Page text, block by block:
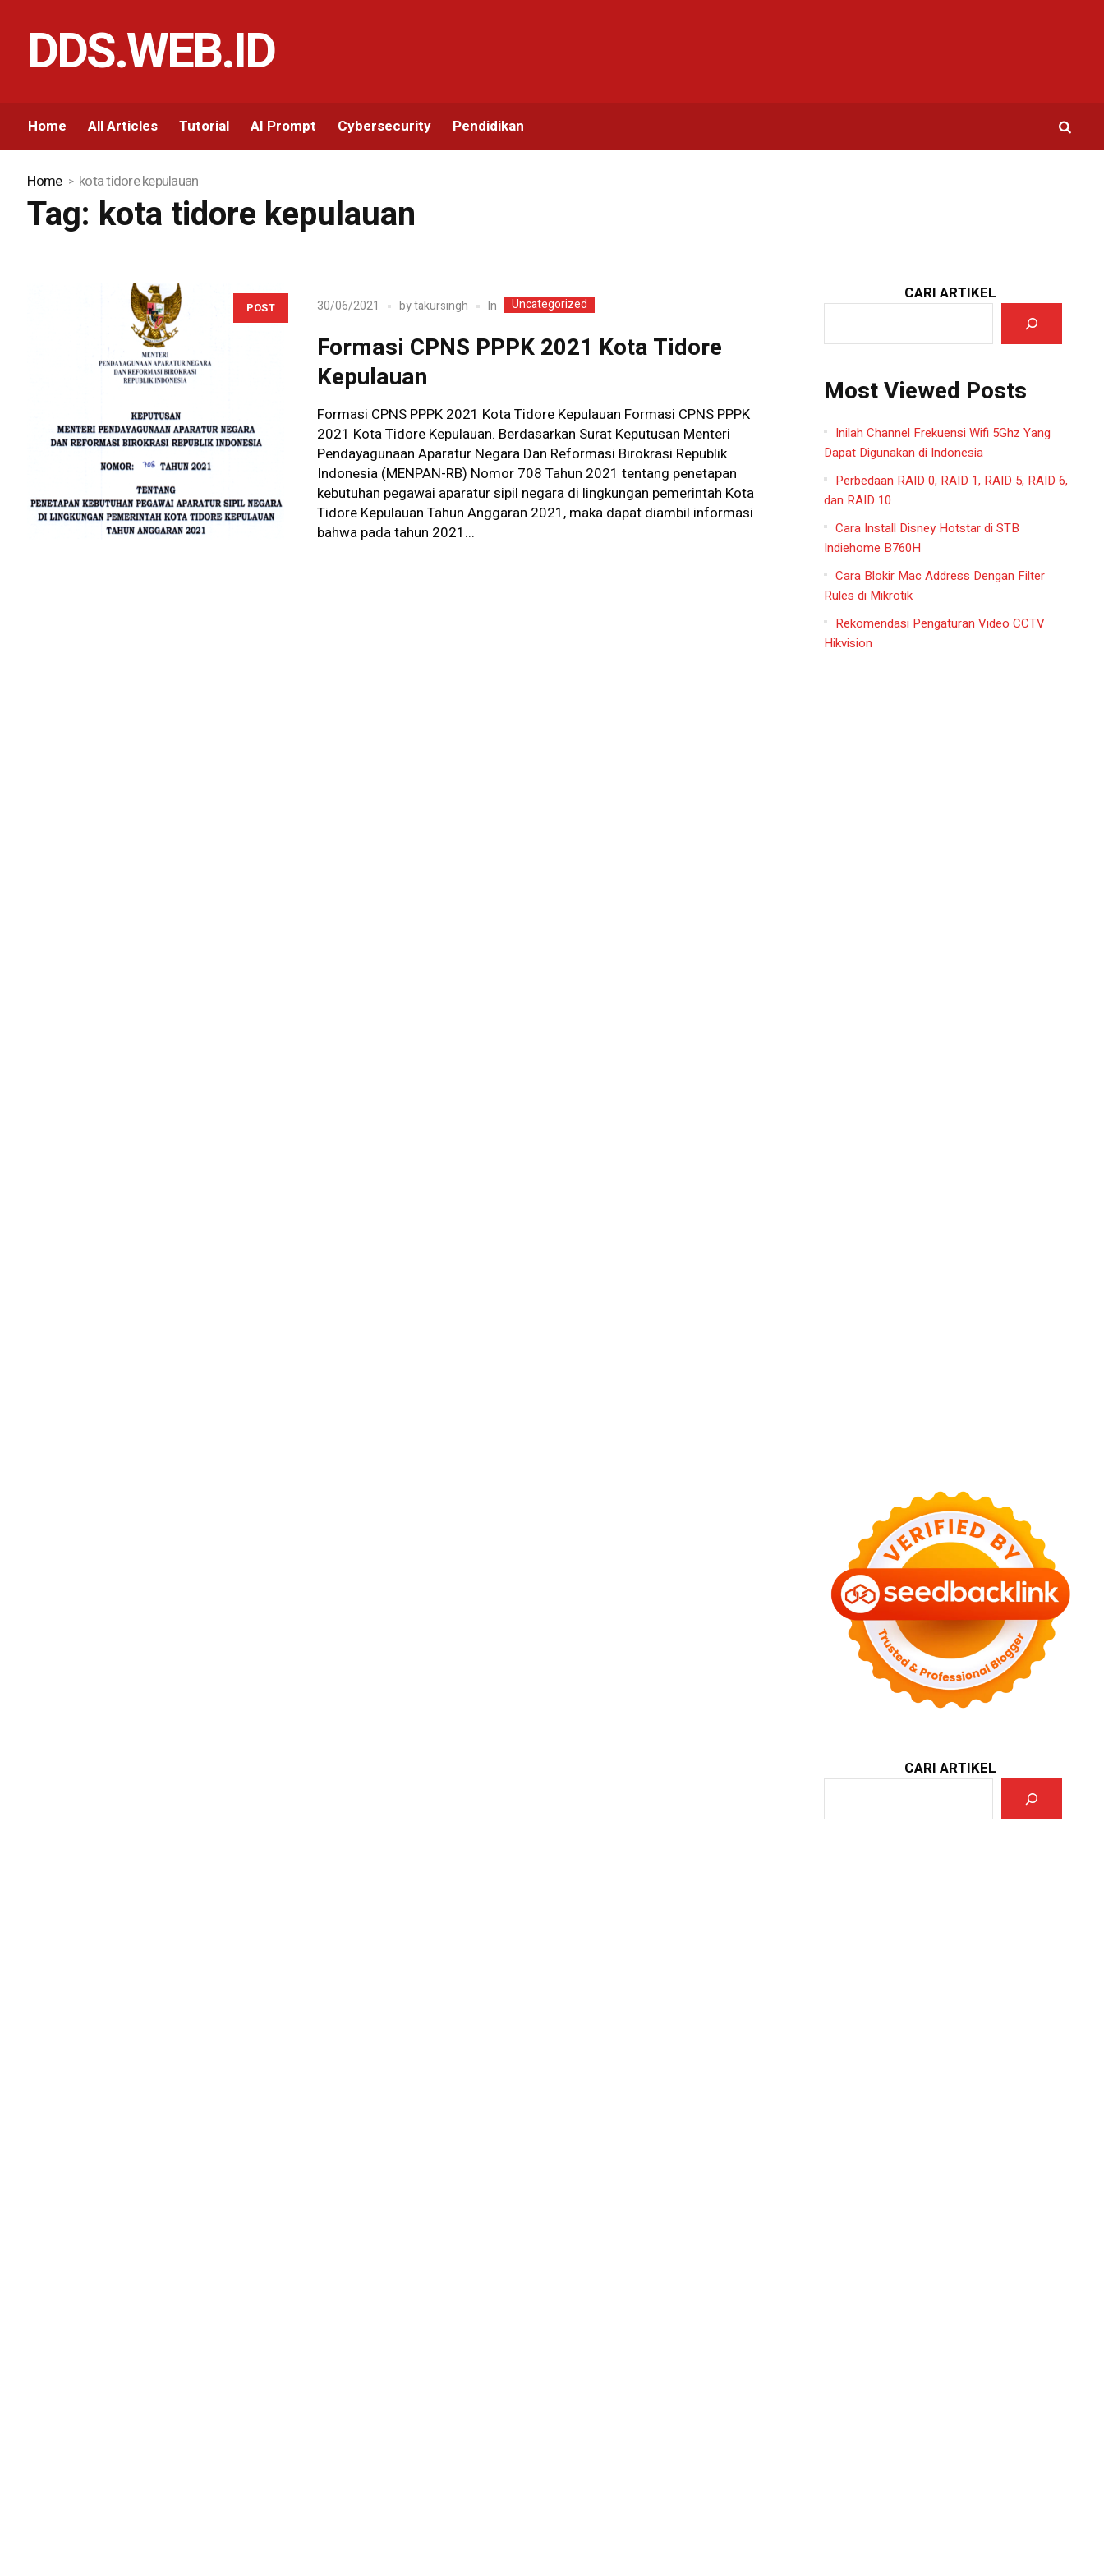
DDS.WEB.ID
Home All Articles Tutorial AI Prompt Cybersecurity Pendidikan
Home kota tidore kepulauan
Tag: kota tidore kepulauan
POST 30/06/2021 bytakursingh In Uncategorized
Formasi CPNS PPPK 2021 Kota Tidore
Kepulauan
Formasi CPNS PPPK 2021 Kota Tidore Kepulauan Formasi CPNS PPPK
2021 Kota Tidore Kepulauan. Berdasarkan Surat Keputusan Menteri
Pendayagunaan Aparatur Negara Dan Reformasi Birokrasi Republik
Indonesia (MENPAN-RB) Nomor 708 Tahun 2021 tentang penetapan
kebutuhan pegawai aparatur sipil negara di lingkungan pemerintah Kota
Tidore Kepulauan Tahun Anggaran 2021, maka dapat diambil informasi
bahwa pada tahun 2021...
CARI ARTIKEL
Most Viewed Posts
Inilah Channel Frekuensi Wifi 5Ghz Yang
Dapat Digunakan di Indonesia
Perbedaan RAID 0, RAID 1, RAID 5, RAID 6,
dan RAID 10
Cara Install Disney Hotstar di STB
Indiehome B760H
Cara Blokir Mac Address Dengan Filter
Rules di Mikrotik
Rekomendasi Pengaturan Video CCTV
Hikvision
CARI ARTIKEL